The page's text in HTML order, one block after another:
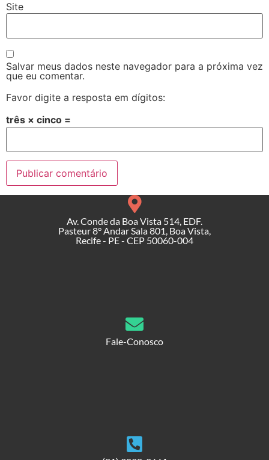
Site
Salvar meus dados neste navegador para a próxima vez
que eu comentar.
Favor digite a resposta em dígitos:
três × cinco =
Av. Conde da Boa Vista 514, EDF.
Pasteur 8° Andar Sala 801, Boa Vista,
Recife - PE - CEP 50060-004
Fale-Conosco